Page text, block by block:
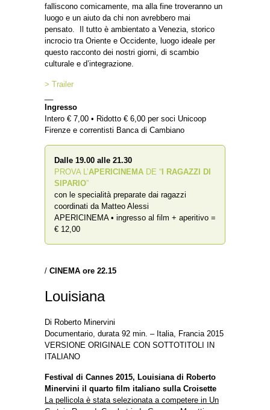
falliscono comicamente, ma alla fine troveranno un
luogo e un aiuto da chi non avrebbero mai
pensato. Il tutto è ambientato a Venezia, storico
incrocio tra Oriente e Occidente, luogo ideale per
questo racconto dei nostri giorni, di scambio
culturale e d’integrazione.
> Trailer
Ingresso
Intero € 7,00 • Ridotto € 6,00 per soci Unicoop
Firenze e correntisti Banca di Cambiano
Dalle 19.00 alle 21.30
PROVA L’APERICINEMA DE “I RAGAZZI DI
SIPARIO”
con le specialità preparate dai ragazzi
coordinati da Matteo Alessi
APERICINEMA • ingresso al film + aperitivo =
€ 12,00
/ CINEMA ore 22.15
Louisiana
Di Roberto Minervini
Documentario, durata 92 min. – Italia, Francia 2015
VERSIONE ORIGINALE CON SOTTOTITOLI IN
ITALIANO
Festival di Cannes 2015, Louisiana di Roberto
Minervini il quarto film italiano sulla Croisette
La pellicola è stata selezionata a competere in Un